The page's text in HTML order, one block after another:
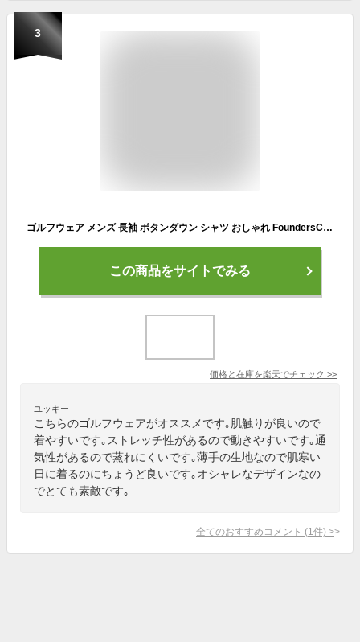
3
ゴルフウェア メンズ 長袖 ボタンダウン シャツ おしゃれ FoundersClub ファウンダースクラブ 2020年 秋冬モデル FC3122W 送料無料 あす楽対応
この商品をサイトでみる
価格と在庫を楽天でチェック >>
ユッキー
こちらのゴルフウェアがオススメです｡肌触りが良いので
着やすいです｡ストレッチ性があるので動きやすいです｡通
気性があるので蒸れにくいです｡薄手の生地なので肌寒い
日に着るのにちょうど良いです｡オシャレなデザインなの
でとても素敵です｡
全てのおすすめコメント (1 件) >